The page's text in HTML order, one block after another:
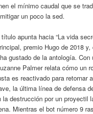
el mínimo caudal que se
un poco la sed.
apunta hacia “La vida
premio Hugo de 2018
gustado de la antología. Con
Palmer relata cómo un
es reactivado para retornar
la última línea de defensa
la destrucción por un proyectil
Mientras el bot número 9